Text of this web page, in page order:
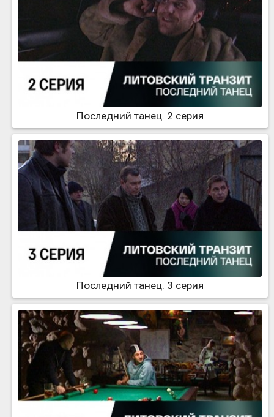
Последний танец. 2 серия
Последний танец. 3 серия